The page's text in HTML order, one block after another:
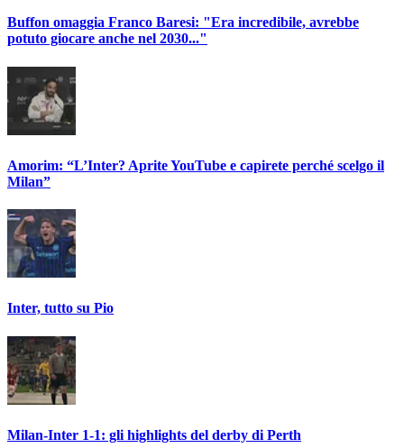
Buffon omaggia Franco Baresi: "Era incredibile, avrebbe
potuto giocare anche nel 2030..."
Amorim: “L’Inter? Aprite YouTube e capirete perché scelgo il
Milan”
Inter, tutto su Pio
Milan-Inter 1-1: gli highlights del derby di Perth